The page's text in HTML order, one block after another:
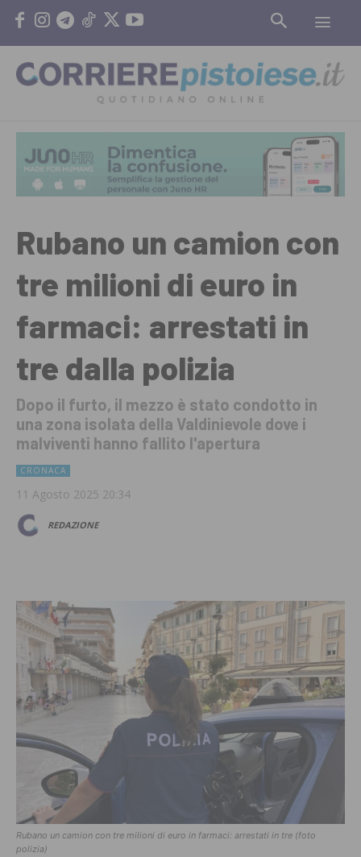
Rubano un camion con
tre milioni di euro in
farmaci: arrestati in
tre dalla polizia
Dopo il furto, il mezzo è stato condotto in
una zona isolata della Valdinievole dove i
malviventi hanno fallito l'apertura
CRONACA
11 Agosto 2025 20:34
REDAZIONE
Rubano un camion con tre milioni di euro in farmaci: arrestati in tre (foto
polizia)